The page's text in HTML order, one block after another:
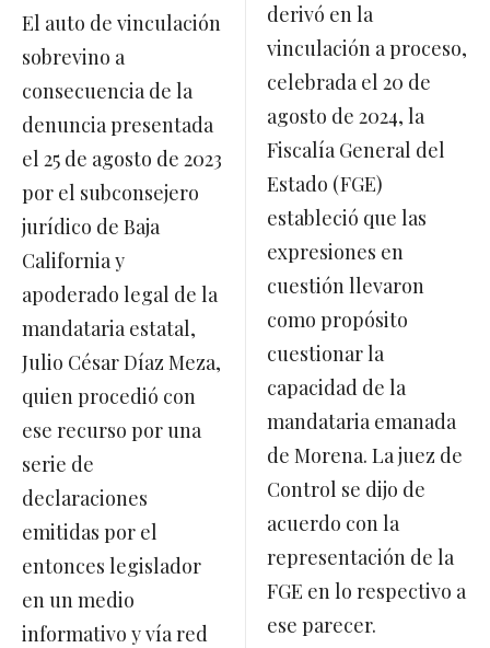
El auto de vinculación
sobrevino a
consecuencia de la
denuncia presentada
el 25 de agosto de 2023
por el subconsejero
jurídico de Baja
California y
apoderado legal de la
mandataria estatal,
Julio César Díaz Meza,
quien procedió con
ese recurso por una
serie de
declaraciones
emitidas por el
entonces legislador
en un medio
informativo y vía red
derivó en la
vinculación a proceso,
celebrada el 20 de
agosto de 2024, la
Fiscalía General del
Estado (FGE)
estableció que las
expresiones en
cuestión llevaron
como propósito
cuestionar la
capacidad de la
mandataria emanada
de Morena. La juez de
Control se dijo de
acuerdo con la
representación de la
FGE en lo respectivo a
ese parecer.